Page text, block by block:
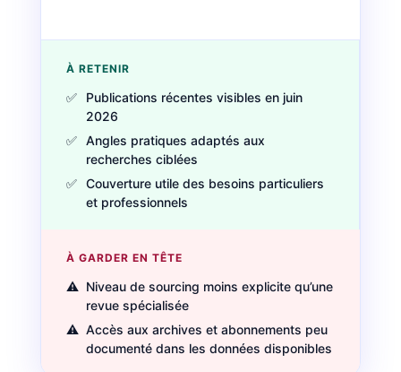
À RETENIR
✅
Publications récentes visibles en juin
2026
✅
Angles pratiques adaptés aux
recherches ciblées
✅
Couverture utile des besoins particuliers
et professionnels
À GARDER EN TÊTE
⚠️ Niveau de sourcing moins explicite qu’une
revue spécialisée
⚠️ Accès aux archives et abonnements peu
documenté dans les données disponibles